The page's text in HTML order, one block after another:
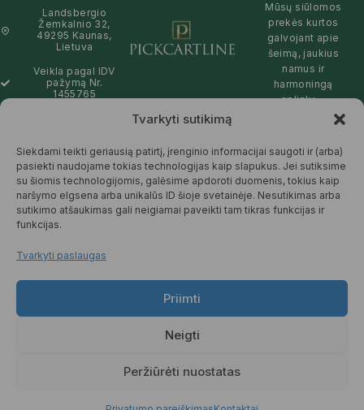
Tvarkyti sutikimą
Siekdami teikti geriausią patirtį, įrenginio informacijai saugoti ir (arba)
pasiekti naudojame tokias technologijas kaip slapukus. Jei sutiksime
su šiomis technologijomis, galėsime apdoroti duomenis, tokius kaip
naršymo elgsena arba unikalūs ID šioje svetainėje. Nesutikimas arba
sutikimo atšaukimas gali neigiamai paveikti tam tikras funkcijas ir
funkcijas.
Tvarkyti paslaugas
Priimti
Neigti
Peržiūrėti nuostatas
Landsbergio
Žemkalnio 32,
49295 Kaunas,
Lietuva
Veikla pagal IDV
pažymą Nr.
1455765
09:00 - 19:00
Mūsų siūlomos
prekės kurtos
galvojant apie
šeimą, jaukius
namus ir
harmoningą
aplinką –
draugiškos tiek
Jums, tiek
gamtai.
DAUGIAU
© 2025 Pickcartline.com. Visos
teisės saugomos.
PREKIŲ KEITIMAS IR GRĄŽINIMAS